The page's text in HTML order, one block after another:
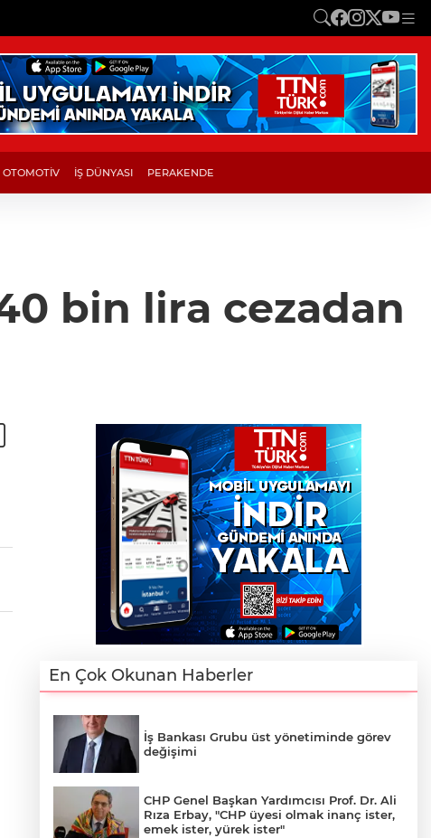
OTOMOTİV İŞ DÜNYASI PERAKENDE
bin lira cezadan
En Çok Okunan Haberler
İş Bankası Grubu üst yönetiminde görev
değişimi
CHP Genel Başkan Yardımcısı Prof. Dr. Ali
Rıza Erbay, "CHP üyesi olmak inanç ister,
emek ister, yürek ister"